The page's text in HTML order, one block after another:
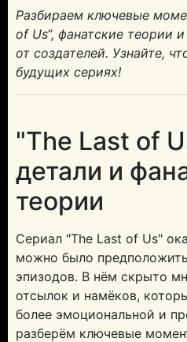
Разбираем ключевые
of Us“, фанатские теории
от создателей. Узнайте,
будущих сериях!
"The Last of
детали и
теории
Сериал "The Last of Us"
можно было
эпизодов. В нём скрыто
отсылок и намёков,
более эмоциональной и
разберём ключевые